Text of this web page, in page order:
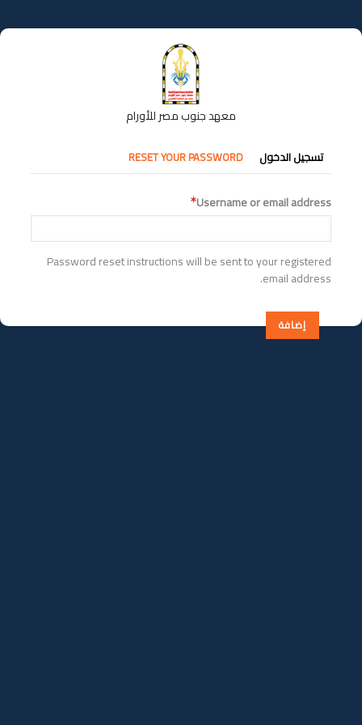
إلى
المحتوى
معهد جنوب مصر للأورام
التبويبات
الأساسية
تسجيل الدخول RESET YOUR PASSWORD
Username or email address
Password reset instructions will be sent to your registered
email address.